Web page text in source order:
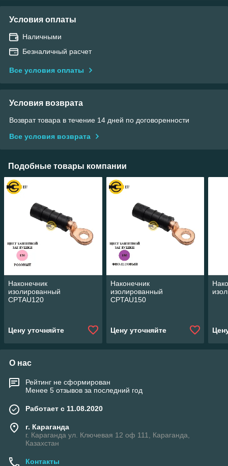
Условия оплаты
Наличными
Безналичный расчет
Все условия оплаты
Условия возврата
Возврат товара в течение 14 дней по договоренности
Все условия возврата
Подобные товары компании
Наконечник
изолированный
CPTAU120
Цену уточняйте
Наконечник
изолированный
CPTAU150
Цену уточняйте
О нас
Рейтинг не сформирован
Менее 5 отзывов за последний год
Работает с 11.08.2020
г. Караганда
г. Караганда ул. Ключевая 12 оф 111, Караганда,
Казахстан
Контакты